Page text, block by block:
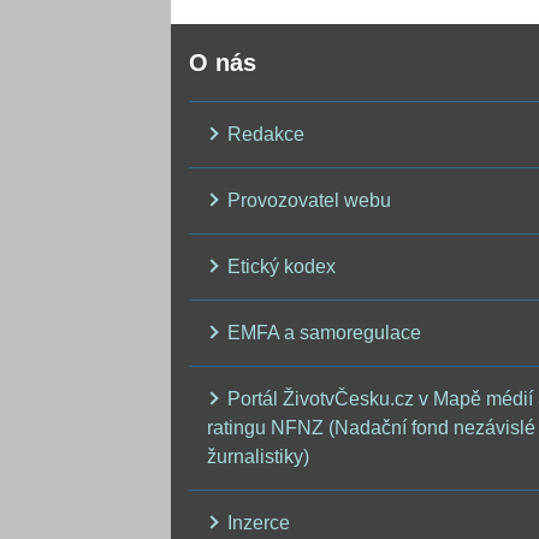
O nás
Redakce
Provozovatel webu
Etický kodex
EMFA a samoregulace
Portál ŽivotvČesku.cz v Mapě médií
ratingu NFNZ (Nadační fond nezávislé
žurnalistiky)
Inzerce